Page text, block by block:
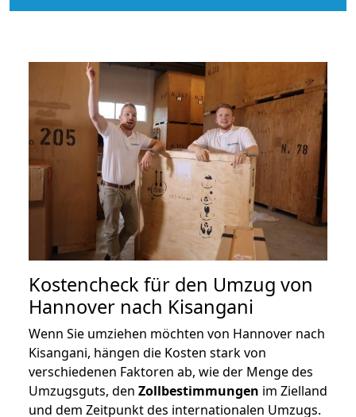
Kostencheck für den Umzug von
Hannover nach Kisangani
Wenn Sie umziehen möchten von Hannover nach
Kisangani, hängen die Kosten stark von
verschiedenen Faktoren ab, wie der Menge des
Umzugsguts, den Zollbestimmungen im Zielland
und dem Zeitpunkt des internationalen Umzugs.